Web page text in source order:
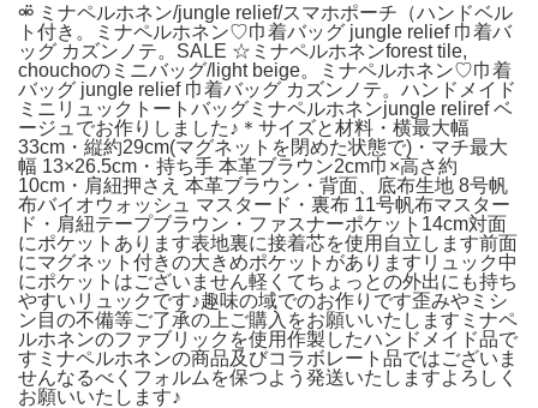
⚮̈ ミナペルホネン/jungle relief/スマホポーチ（ハンドベル
ト付き。ミナペルホネン♡巾着バッグ jungle relief 巾着バ
ッグ カズンノテ。SALE ☆ミナペルホネンforest tile,
chouchoのミニバッグ/light beige。ミナペルホネン♡巾着
バッグ jungle relief 巾着バッグ カズンノテ。ハンドメイド
ミニリュックトートバッグミナペルホネンjungle reliref ベ
ージュでお作りしました♪＊サイズと材料・横最大幅
33cm・縦約29cm(マグネットを閉めた状態で)・マチ最大
幅 13×26.5cm・持ち手 本革ブラウン2cm巾×高さ約
10cm・肩紐押さえ 本革ブラウン・背面、底布生地 8号帆
布バイオウォッシュ マスタード・裏布 11号帆布マスター
ド・肩紐テープブラウン・ファスナーポケット14cm対面
にポケットあります表地裏に接着芯を使用自立します前面
にマグネット付きの大きめポケットがありますリュック中
にポケットはございません軽くてちょっとの外出にも持ち
やすいリュックです♪趣味の域でのお作りです歪みやミシ
ン目の不備等ご了承の上ご購入をお願いいたしますミナペ
ルホネンのファブリックを使用作製したハンドメイド品で
すミナペルホネンの商品及びコラボレート品ではございま
せんなるべくフォルムを保つよう発送いたしますよろしく
お願いいたします♪